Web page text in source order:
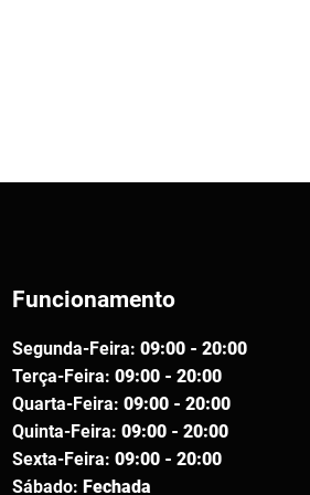
Funcionamento
Segunda-Feira: 09:00 - 20:00
Terça-Feira: 09:00 - 20:00
Quarta-Feira: 09:00 - 20:00
Quinta-Feira: 09:00 - 20:00
Sexta-Feira: 09:00 - 20:00
Sábado: Fechada